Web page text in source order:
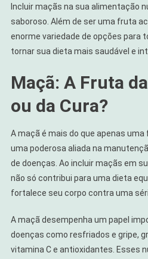
Incluir maçãs na sua alimentação
saboroso. Além de ser uma fruta
enorme variedade de opções para
tornar sua dieta mais saudável e
Maçã: A Fruta
ou da Cura?
A maçã é mais do que apenas
uma poderosa aliada na
de doenças. Ao incluir maçãs em
não só contribui para uma dieta
fortalece seu corpo contra uma
A maçã desempenha um papel
doenças como resfriados e gripe,
vitamina C e antioxidantes. Esses